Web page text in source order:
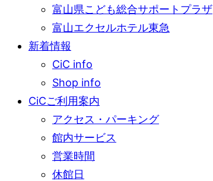
富山県こども総合サポートプラザ
富山エクセルホテル東急
新着情報
CiC info
Shop info
CiCご利用案内
アクセス・パーキング
館内サービス
営業時間
休館日